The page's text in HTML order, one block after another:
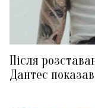
Після
Дантес